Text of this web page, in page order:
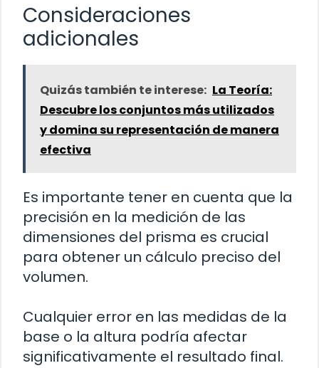
Consideraciones
adicionales
Quizás también te interese: La Teoría:
Descubre los conjuntos más utilizados
y domina su representación de manera
efectiva
Es importante tener en cuenta que la
precisión en la medición de las
dimensiones del prisma es crucial
para obtener un cálculo preciso del
volumen.
Cualquier error en las medidas de la
base o la altura podría afectar
significativamente el resultado final.